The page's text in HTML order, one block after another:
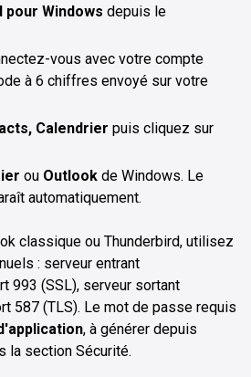
pour Windows depuis le
vous avec votre compte
à 6 chiffres envoyé sur votre
Calendrier puis cliquez sur
ou Outlook de Windows. Le
automatiquement.
classique ou Thunderbird, utilisez
: serveur entrant
993 (SSL), serveur sortant
587 (TLS). Le mot de passe requis
, à générer depuis
la section Sécurité.